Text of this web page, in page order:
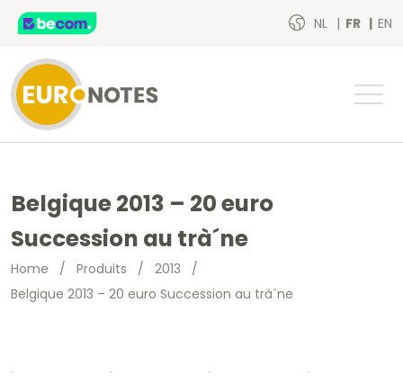
NL FR EN
Belgique 2013 – 20 euro
Succession au trà´ne
Home / Produits / 2013 /
Belgique 2013 – 20 euro Succession au trà´ne